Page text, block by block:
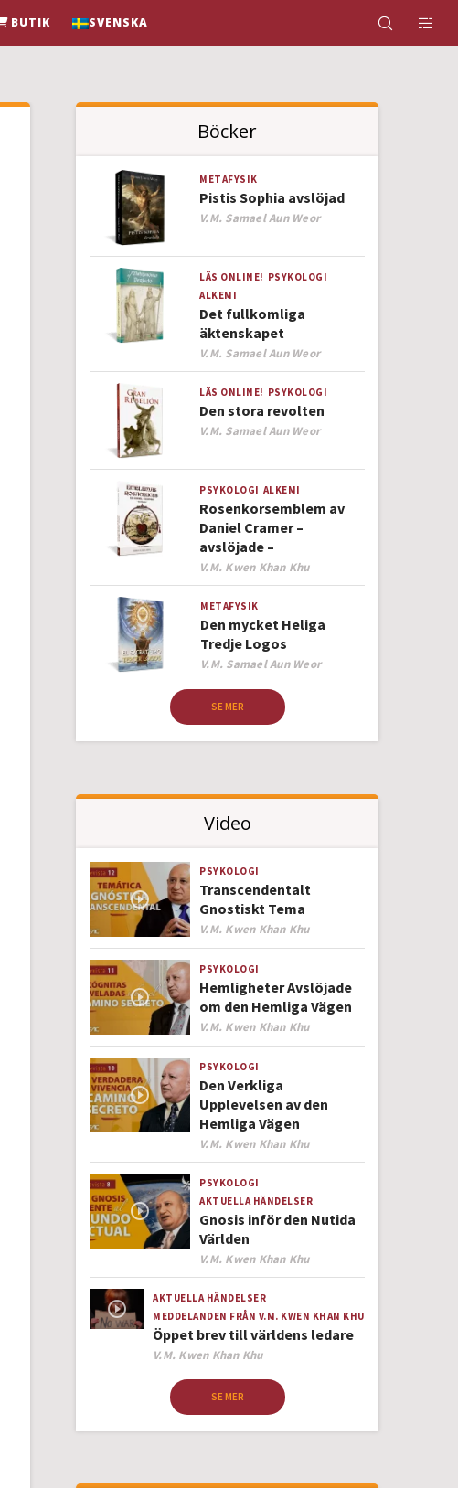
BUTIK SVENSKA
Böcker
METAFYSIK
Pistis Sophia avslöjad
Author
V.M. Samael Aun Weor
LÄS ONLINE! PSYKOLOGI
ALKEMI
Det fullkomliga
äktenskapet
Author
V.M. Samael Aun Weor
LÄS ONLINE! PSYKOLOGI
Den stora revolten
Author
V.M. Samael Aun Weor
PSYKOLOGI ALKEMI
Rosenkorsemblem av
Daniel Cramer –
avslöjade –
Author
V.M. Kwen Khan Khu
METAFYSIK
Den mycket Heliga
Tredje Logos
Author
V.M. Samael Aun Weor
SE MER
Video
PSYKOLOGI
Transcendentalt
Gnostiskt Tema
Author
V.M. Kwen Khan Khu
PSYKOLOGI
Hemligheter Avslöjade
om den Hemliga Vägen
Author
V.M. Kwen Khan Khu
PSYKOLOGI
Den Verkliga
Upplevelsen av den
Hemliga Vägen
Author
V.M. Kwen Khan Khu
PSYKOLOGI
AKTUELLA HÄNDELSER
Gnosis inför den Nutida
Världen
Author
V.M. Kwen Khan Khu
AKTUELLA HÄNDELSER
MEDDELANDEN FRÅN V.M. KWEN KHAN KHU
Öppet brev till världens ledare
Author
V.M. Kwen Khan Khu
SE MER